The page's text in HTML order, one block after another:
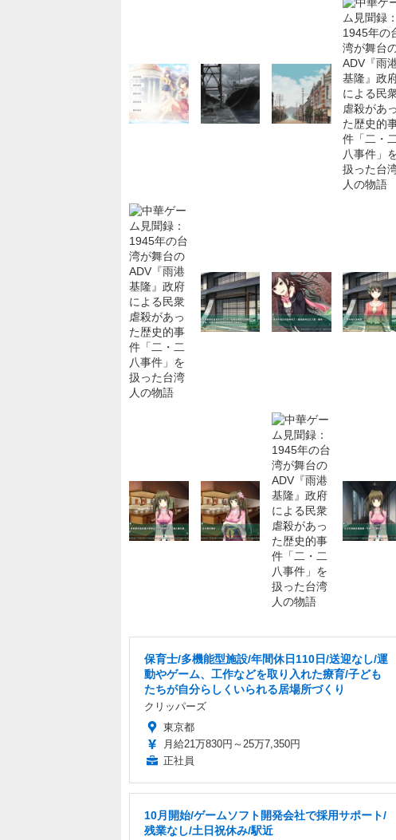
保育士/多機能型施設/年間休日110日/送迎なし/運
動やゲーム、工作などを取り入れた療育/子ども
月給21万830円～25万7,350円
10月開始/ゲームソフト開発会社で採用サポート/
残業なし/土日祝休み/駅近
ヒューマンリソシア株式会社
編集部おすすめの記事